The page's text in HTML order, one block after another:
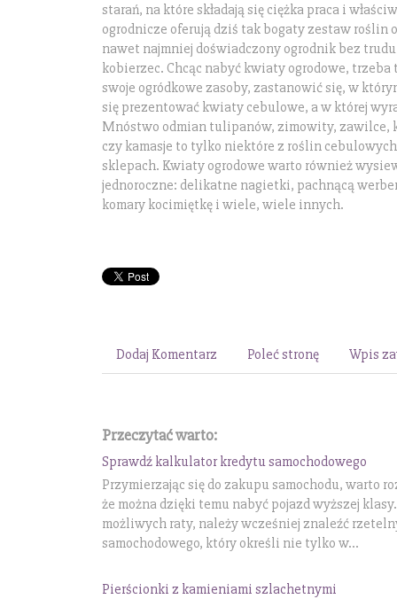
starań, na które składają się ciężka praca i
ogrodnicze oferują dziś tak bogaty zestaw roślin
nawet najmniej doświadczony ogrodnik bez
kobierzec. Chcąc nabyć kwiaty ogrodowe,
swoje ogródkowe zasoby, zastanowić się, w
się prezentować kwiaty cebulowe, a w której
Mnóstwo odmian tulipanów, zimowity, zawilce,
czy kamasje to tylko niektóre z roślin
sklepach. Kwiaty ogrodowe warto również
jednoroczne: delikatne nagietki, pachnącą
komary kocimiętkę i wiele, wiele innych.
Dodaj Komentarz Poleć stronę Wpis
Przeczytać warto:
Sprawdź kalkulator kredytu samochodowego
Przymierzając się do zakupu samochodu, warto
że można dzięki temu nabyć pojazd wyższej
możliwych raty, należy wcześniej znaleźć
samochodowego, który określi nie tylko w...
Pierścionki z kamieniami szlachetnymi